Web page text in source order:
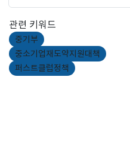
관련 키워드
중기부
중소기업재도약지원대책
퍼스트클럽정책